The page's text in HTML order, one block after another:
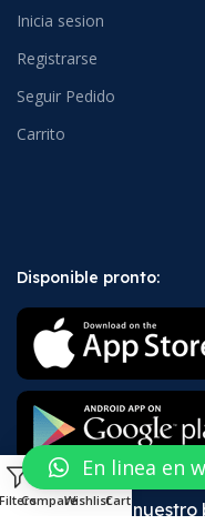
Inicia sesion
Registrarse
Seguir Pedido
Carrito
Disponible pronto:
¡Suscríbete a nuestro
CompareWishlist
0
Cart
En linea en